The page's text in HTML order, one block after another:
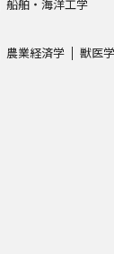
ト
問
船舶・海洋工学
農業経済学
獣医学